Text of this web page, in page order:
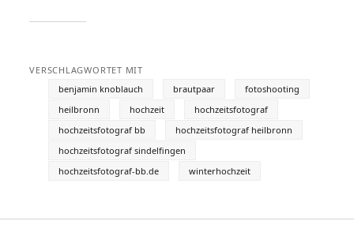
VERSCHLAGWORTET MIT
benjamin knoblauch
brautpaar
fotoshooting
heilbronn
hochzeit
hochzeitsfotograf
hochzeitsfotograf bb
hochzeitsfotograf heilbronn
hochzeitsfotograf sindelfingen
hochzeitsfotograf-bb.de
winterhochzeit